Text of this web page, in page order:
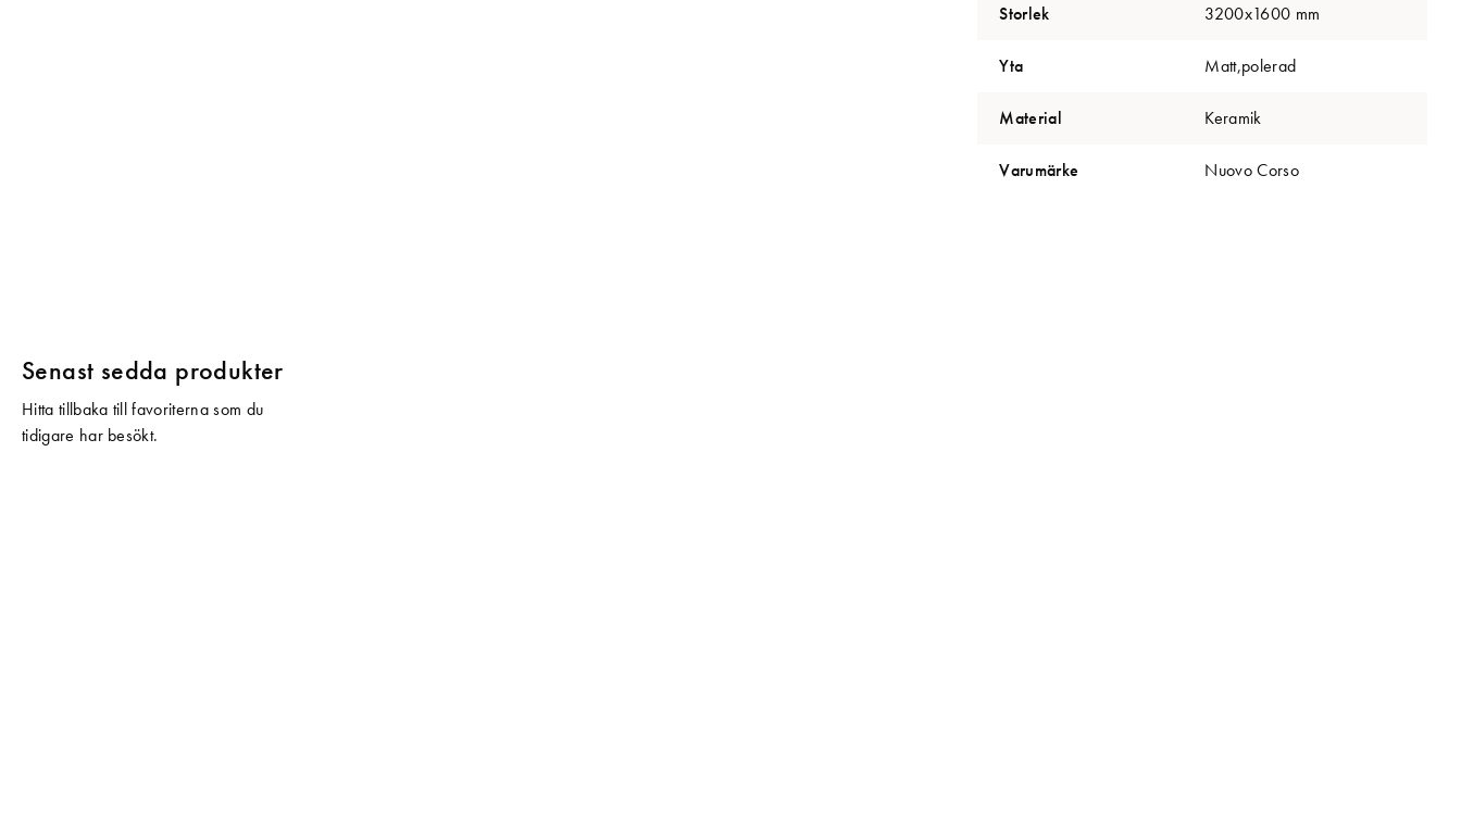
Storlek 3200x1600 mm
Yta Matt,polerad
Material Keramik
Varumärke Nuovo Corso
Senast sedda produkter
Hitta tillbaka till favoriterna som du
tidigare har besökt.